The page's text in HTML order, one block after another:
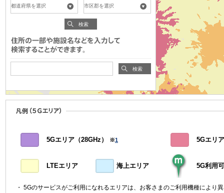
検索
検索
5Gエリア（28GHz） ※1 5Gエリ
LTEエリア 海上エリア 5G利用
5Gのサービスがご利用になれるエリアは、お客さまのご利用機種により